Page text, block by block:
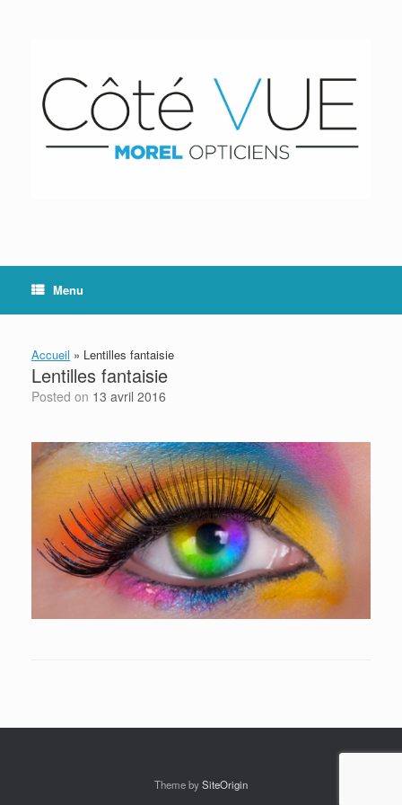
Menu
Accueil » Lentilles fantaisie
Lentilles fantaisie
Posted on 13 avril 2016
Theme bySiteOrigin